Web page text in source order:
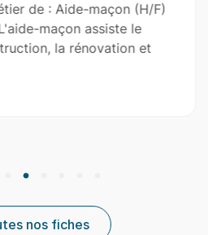
Qu' est-ce que le
Aperçu du métier Un
professionnel qui
nos fiches